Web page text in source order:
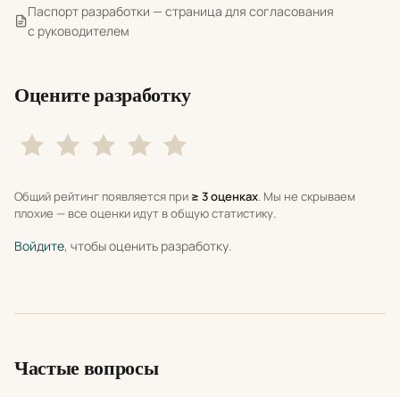
Паспорт разработки — страница для согласования
с руководителем
Оцените разработку
Общий рейтинг появляется при ≥ 3 оценках. Мы не скрываем
плохие — все оценки идут в общую статистику.
Войдите, чтобы оценить разработку.
Частые вопросы